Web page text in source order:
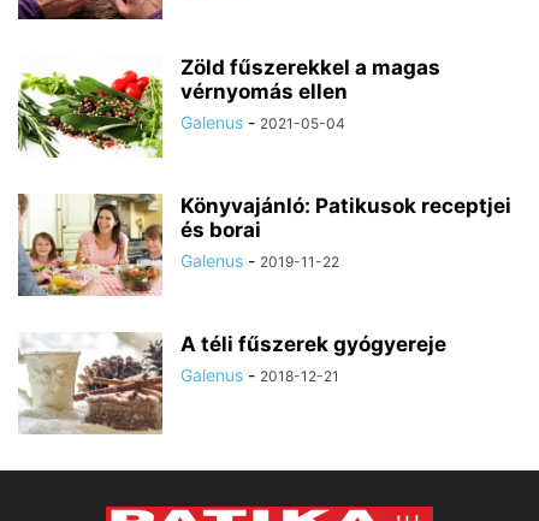
Zöld fűszerekkel a magas
vérnyomás ellen
Galenus - 2021-05-04
Könyvajánló: Patikusok receptjei
és borai
Galenus - 2019-11-22
A téli fűszerek gyógyereje
Galenus - 2018-12-21